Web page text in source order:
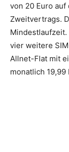
von 20 Euro
Zweitvertrags.
vier weitere
Allnet-Flat mit
monatlich 19,99